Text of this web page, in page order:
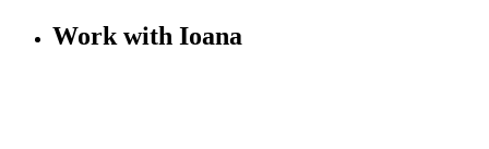
Work with Ioana